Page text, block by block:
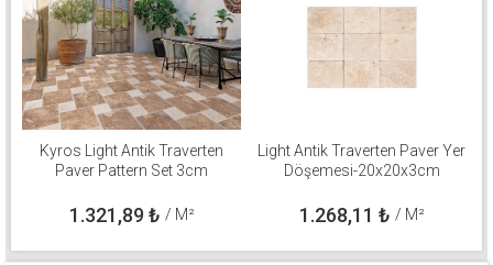
Kyros Light Antik Traverten
Paver Pattern Set 3cm
1.321,89₺ / M²
Light Antik Traverten Paver Yer
Döşemesi-20x20x3cm
1.268,11 ₺ / M²